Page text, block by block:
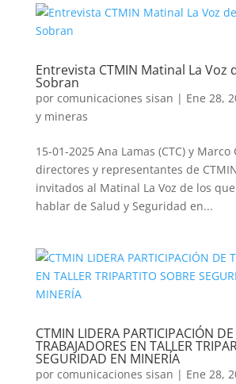
Entrevista CTMIN Matinal La Voz
Sobran
por comunicaciones sisan | Ene 28,
y mineras
15-01-2025 Ana Lamas (CTC) y Marco
directores y representantes de
invitados al Matinal La Voz de los
hablar de Salud y Seguridad en...
CTMIN LIDERA PARTICIPACIÓN DE
TRABAJADORES EN TALLER
SEGURIDAD EN MINERÍA
por comunicaciones sisan | Ene 28,